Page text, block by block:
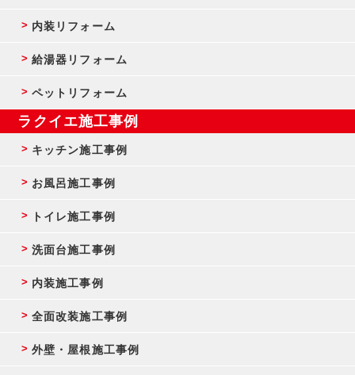
内装リフォーム
給湯器リフォーム
ペットリフォーム
ラクイエ施工事例
キッチン施工事例
お風呂施工事例
トイレ施工事例
洗面台施工事例
内装施工事例
全面改装施工事例
外壁・屋根施工事例